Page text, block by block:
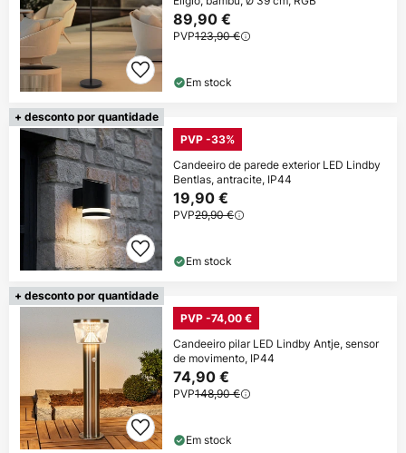
89,90 €
PVP123,90 €
Em stock
+ desconto por quantidade
PVP -33%
Candeeiro de parede exterior LED Lindby
Bentlas, antracite, IP44
19,90 €
PVP29,90 €
Em stock
+ desconto por quantidade
PVP -74,00 €
Candeeiro pilar LED Lindby Antje, sensor
de movimento, IP44
74,90 €
PVP148,90 €
Em stock